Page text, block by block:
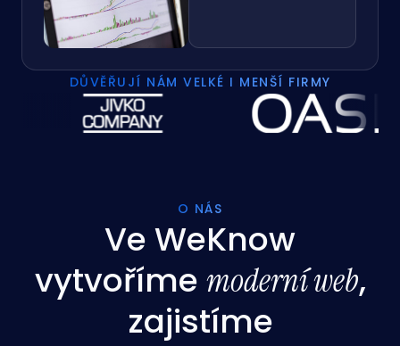
DŮVĚŘUJÍ NÁM VELKÉ I MENŠÍ FIRMY
O NÁS
Ve WeKnow
vytvoříme moderní web,
zajistíme